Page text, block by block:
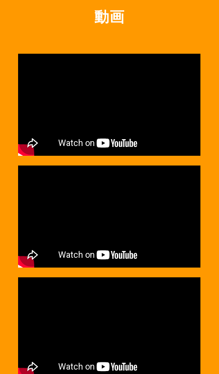
動画